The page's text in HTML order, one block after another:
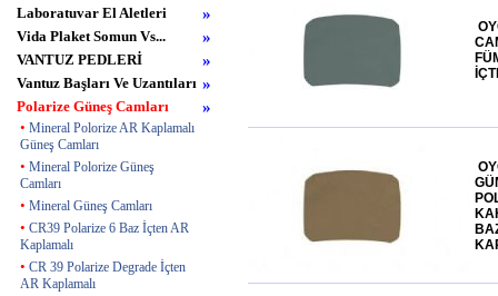
Laboratuvar El Aletleri »
Vida Plaket Somun Vs... »
VANTUZ PEDLERİ »
Vantuz Başları Ve Uzantıları »
Polarize Güneş Camları
• Mineral Polorize AR Kaplamalı
Güneş Camları
• Mineral Polorize Güneş
Camları
• Mineral Güneş Camları
• CR39 Polarize 6 Baz İçten AR
Kaplamalı
• CR 39 Polarize Degrade İçten
AR Kaplamalı
»